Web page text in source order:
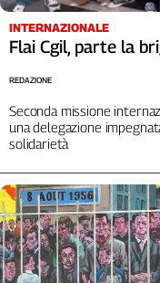
Veneto
Archivio
1955-
Contatti
La
INTERNAZIONALE
Flai Cgil, parte la
Seconda missione
una delegazione
solidarietà
REDAZIONE